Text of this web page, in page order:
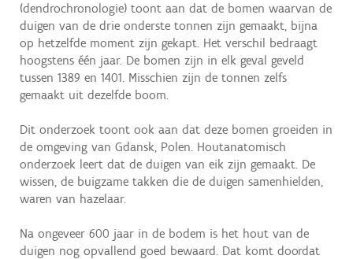
(dendrochronologie) toont aan dat de bomen waarvan de
duigen van de drie onderste tonnen zijn gemaakt, bijna
op hetzelfde moment zijn gekapt. Het verschil bedraagt
hoogstens één jaar. De bomen zijn in elk geval geveld
tussen 1389 en 1401. Misschien zijn de tonnen zelfs
gemaakt uit dezelfde boom.
Dit onderzoek toont ook aan dat deze bomen groeiden in
de omgeving van Gdansk, Polen. Houtanatomisch
onderzoek leert dat de duigen van eik zijn gemaakt. De
wissen, de buigzame takken die de duigen samenhielden,
waren van hazelaar.
Na ongeveer 600 jaar in de bodem is het hout van de
duigen nog opvallend goed bewaard. Dat komt doordat